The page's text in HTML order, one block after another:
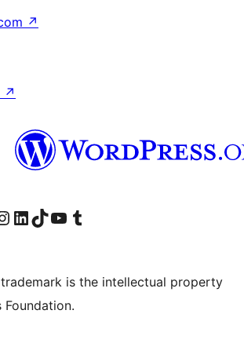
↗
↗
página do Facebook
a nossa conta no Instagram
Visite a nossa conta no LinkedIn
Visit our TikTok account
Visit our YouTube channel
Visit our Tumblr account
is the intellectual property
Foundation.